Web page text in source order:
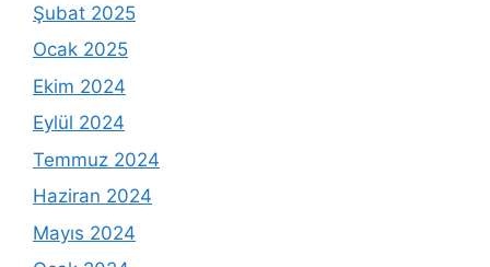
Şubat 2025
Ocak 2025
Ekim 2024
Eylül 2024
Temmuz 2024
Haziran 2024
Mayıs 2024